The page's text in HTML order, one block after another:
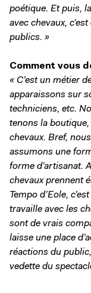
poétique. Et puis,
avec chevaux,
publics. »
Comment vous
« C’est un métier
apparaissons sur
techniciens, etc.
tenons la
chevaux. Bref,
assumons une
forme d’artisanat.
chevaux prennent
Tempo d’Eole,
travaille avec les
sont de vrais
laisse une place
réactions du
vedette du